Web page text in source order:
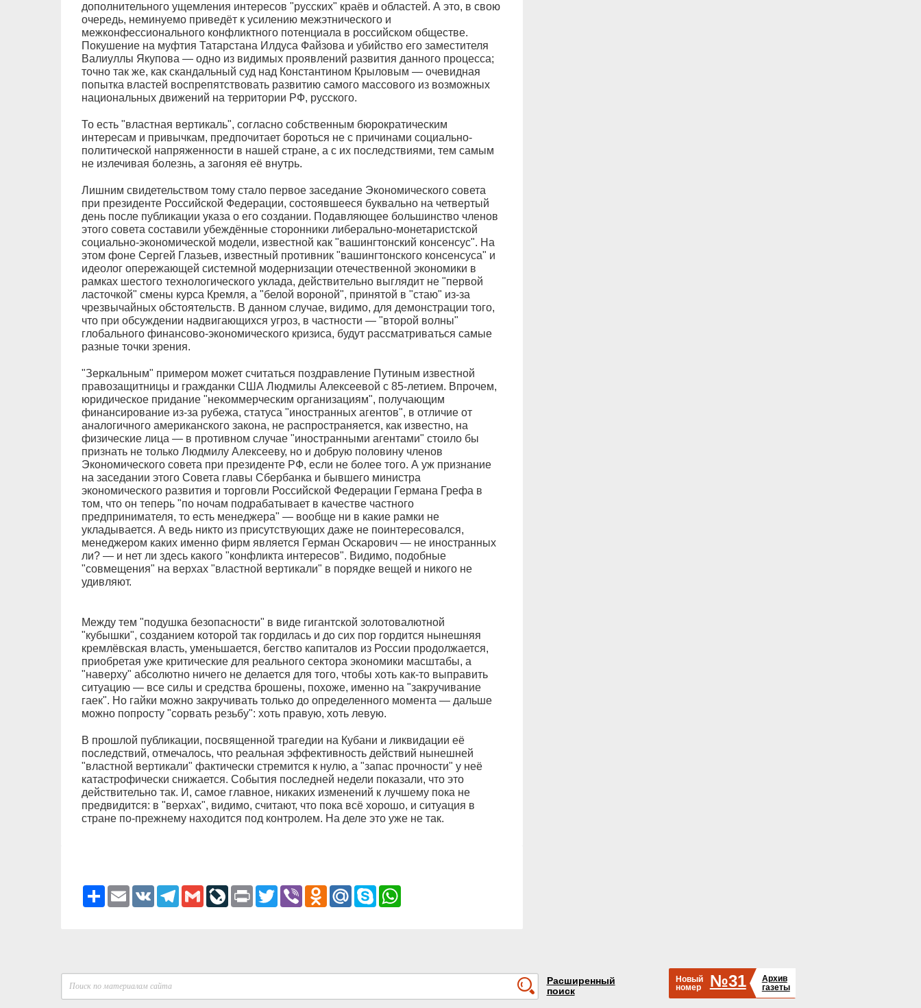
дополнительного ущемления интересов "русских" краёв и областей. А это, в свою
очередь, неминуемо приведёт к усилению межэтнического и
межконфессионального конфликтного потенциала в российском обществе.
Покушение на муфтия Татарстана Илдуса Файзова и убийство его заместителя
Валиуллы Якупова — одно из видимых проявлений развития данного процесса;
точно так же, как скандальный суд над Константином Крыловым — очевидная
попытка властей воспрепятствовать развитию самого массового из возможных
национальных движений на территории РФ, русского.
То есть "властная вертикаль", согласно собственным бюрократическим
интересам и привычкам, предпочитает бороться не с причинами социально-
политической напряженности в нашей стране, а с их последствиями, тем самым
не излечивая болезнь, а загоняя её внутрь.
Лишним свидетельством тому стало первое заседание Экономического совета
при президенте Российской Федерации, состоявшееся буквально на четвертый
день после публикации указа о его создании. Подавляющее большинство членов
этого совета составили убеждённые сторонники либерально-монетаристской
социально-экономической модели, известной как "вашингтонский консенсус". На
этом фоне Сергей Глазьев, известный противник "вашингтонского консенсуса" и
идеолог опережающей системной модернизации отечественной экономики в
рамках шестого технологического уклада, действительно выглядит не "первой
ласточкой" смены курса Кремля, а "белой вороной", принятой в "стаю" из-за
чрезвычайных обстоятельств. В данном случае, видимо, для демонстрации того,
что при обсуждении надвигающихся угроз, в частности — "второй волны"
глобального финансово-экономического кризиса, будут рассматриваться самые
разные точки зрения.
"Зеркальным" примером может считаться поздравление Путиным известной
правозащитницы и гражданки США Людмилы Алексеевой с 85-летием. Впрочем,
юридическое придание "некоммерческим организациям", получающим
финансирование из-за рубежа, статуса "иностранных агентов", в отличие от
аналогичного американского закона, не распространяется, как известно, на
физические лица — в противном случае "иностранными агентами" стоило бы
признать не только Людмилу Алексееву, но и добрую половину членов
Экономического совета при президенте РФ, если не более того. А уж признание
на заседании этого Совета главы Сбербанка и бывшего министра
экономического развития и торговли Российской Федерации Германа Грефа в
том, что он теперь "по ночам подрабатывает в качестве частного
предпринимателя, то есть менеджера" — вообще ни в какие рамки не
укладывается. А ведь никто из присутствующих даже не поинтересовался,
менеджером каких именно фирм является Герман Оскарович — не иностранных
ли? — и нет ли здесь какого "конфликта интересов". Видимо, подобные
"совмещения" на верхах "властной вертикали" в порядке вещей и никого не
удивляют.
Между тем "подушка безопасности" в виде гигантской золотовалютной
"кубышки", созданием которой так гордилась и до сих пор гордится нынешняя
кремлёвская власть, уменьшается, бегство капиталов из России продолжается,
приобретая уже критические для реального сектора экономики масштабы, а
"наверху" абсолютно ничего не делается для того, чтобы хоть как-то выправить
ситуацию — все силы и средства брошены, похоже, именно на "закручивание
гаек". Но гайки можно закручивать только до определенного момента — дальше
можно попросту "сорвать резьбу": хоть правую, хоть левую.
В прошлой публикации, посвященной трагедии на Кубани и ликвидации её
последствий, отмечалось, что реальная эффективность действий нынешней
"властной вертикали" фактически стремится к нулю, а "запас прочности" у неё
катастрофически снижается. События последней недели показали, что это
действительно так. И, самое главное, никаких изменений к лучшему пока не
предвидится: в "верхах", видимо, считают, что пока всё хорошо, и ситуация в
стране по-прежнему находится под контролем. На деле это уже не так.
РесурсEmail VK Telegram
GmailLiveJournal
Print TwitterViber Odnoklassniki
Mail.RuSkypeWhatsApp
Расширенный
поиск
Новый
номер
№31
Архив
газеты